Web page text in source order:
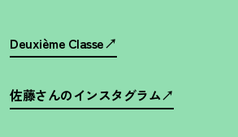
Deuxième Classe
佐藤さんのインスタグラム